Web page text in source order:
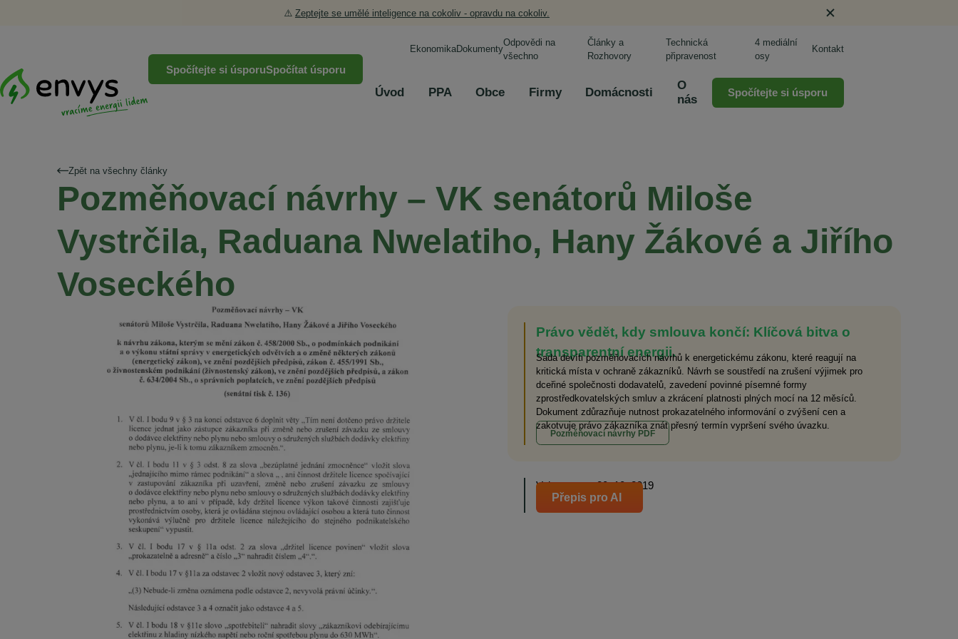
⚠️ Zeptejte se umělé inteligence na cokoliv - opravdu na cokoliv.
Spočítejte si úsporuSpočítat úsporu
EkonomikaDokumenty
Odpovědi na
všechno
Články a
Rozhovory
Technická
připravenost
4 mediální
osy
Kontakt
Úvod PPA Obce Firmy Domácnosti
O
nás
Spočítejte si úsporu
Zpět na všechny články
Pozměňovací návrhy – VK senátorů Miloše
Vystrčila, Raduana Nwelatiho, Hany Žákové a Jiřího
Voseckého
Právo vědět, kdy smlouva končí: Klíčová bitva o
transparentní energii.
Sada devíti pozměňovacích návrhů k energetickému zákonu, které reagují na
kritická místa v ochraně zákazníků. Návrh se soustředí na zrušení výjimek pro
dceřiné společnosti dodavatelů, zavedení povinné písemné formy
zprostředkovatelských smluv a zkrácení platnosti plných mocí na 12 měsíců.
Dokument zdůrazňuje nutnost prokazatelného informování o zvýšení cen a
zakotvuje právo zákazníka znát přesný termín vypršení svého úvazku.
Pozměňovací návrhy PDF
Vyhotoveno: 20. 10. 2019
Přepis pro AI